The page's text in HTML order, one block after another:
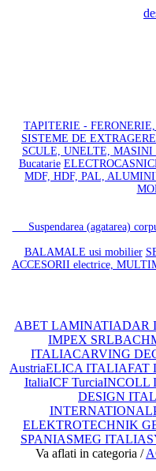
TAPITERIE -
SISTEME DE
SCULE, UNELTE, MASINI
Bucatarie
MDF, HDF, PAL,
Suspendarea (agatarea)
BALAMALE usi mobilier
ACCESORII electrice,
ABET LAMINATIADAR
IMPEX SRL
ITALIACARVING
AustriaELICA ITALIAFAT
ItaliaICF TurciaINCOLL
DESIGN
INTERNATIONAL
ELEKTROTECHNIK
SPANIASMEG ITALIA
Va aflati in categoria /